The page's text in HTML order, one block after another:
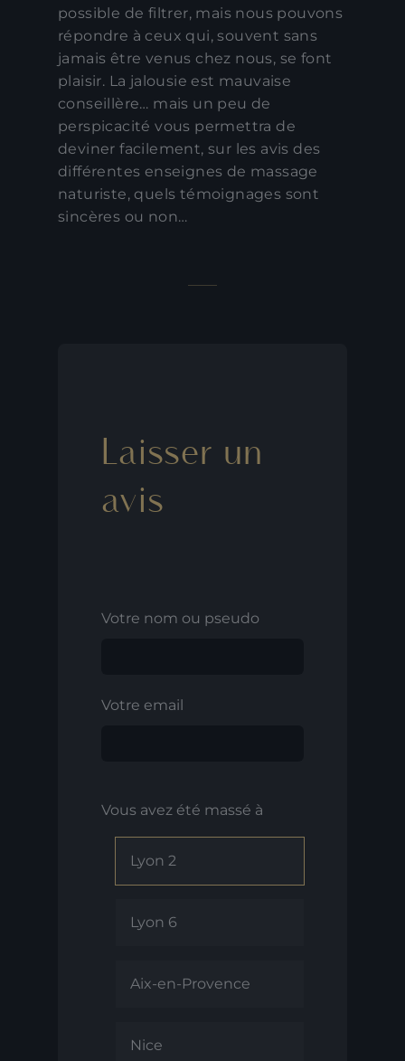
possible de filtrer, mais nous pouvons
répondre à ceux qui, souvent sans
jamais être venus chez nous, se font
plaisir. La jalousie est mauvaise
conseillère… mais un peu de
perspicacité vous permettra de
deviner facilement, sur les avis des
différentes enseignes de massage
naturiste, quels témoignages sont
sincères ou non…
Laisser un
avis
Votre nom ou pseudo
Votre email
Vous avez été massé à
Lyon 2
Lyon 6
Aix-en-Provence
Nice